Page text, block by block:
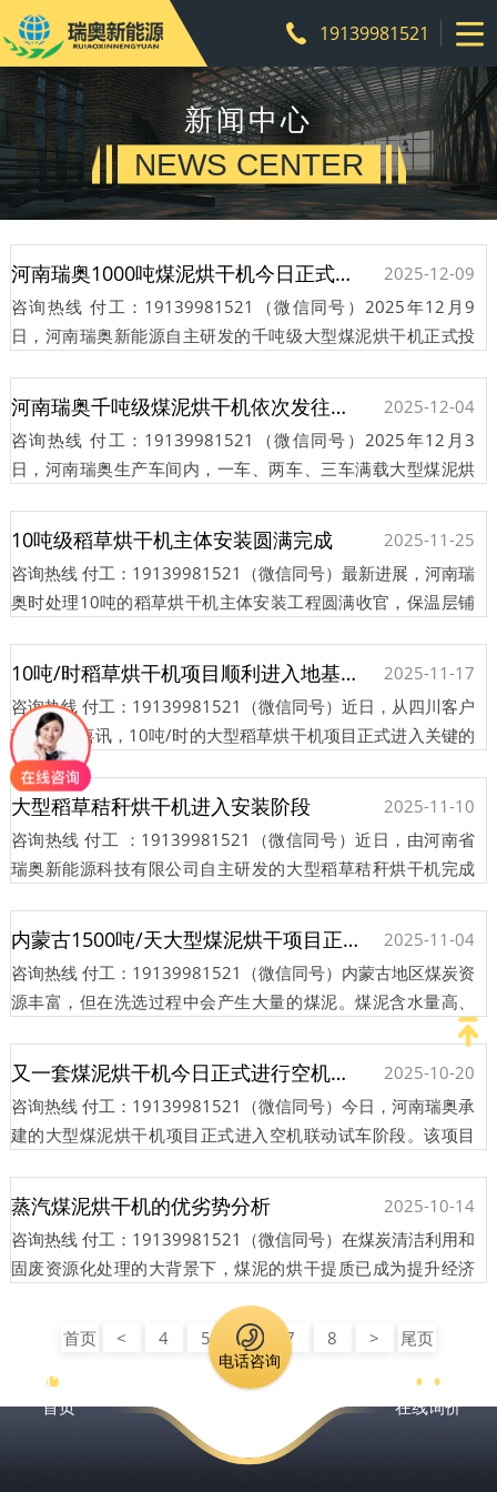
19139981521
新闻中心
NEWS CENTER
河南瑞奥1000吨煤泥烘干机今日正式投产运行
2025-12-09
咨询热线 付工：19139981521（微信同号）2025年12月9
日，河南瑞奥新能源自主研发的千吨级大型煤泥烘干机正式投
碑式···
河南瑞奥千吨级煤泥烘干机依次发往内蒙古
2025-12-04
咨询热线 付工：19139981521（微信同号）2025年12月3
日，河南瑞奥生产车间内，一车、两车、三车满载大型煤泥烘
发货···
10吨级稻草烘干机主体安装圆满完成
2025-11-25
咨询热线 付工：19139981521（微信同号）最新进展，河南瑞
奥时处理10吨的稻草烘干机主体安装工程圆满收官，保温层铺
10吨/时稻草烘干机项目顺利进入地基堆砌阶段
2025-11-17
咨询热线 付工：19139981521（微信同号）近日，从四川客户
现场传来喜讯，10吨/时的大型稻草烘干机项目正式进入关键的
地基堆砌阶段。该项目正按计划稳步推进，为后续主设备的···
大型稻草秸秆烘干机进入安装阶段
2025-11-10
咨询热线 付工 ：19139981521（微信同号）近日，由河南省
瑞奥新能源科技有限公司自主研发的大型稻草秸秆烘干机完成
内蒙古1500吨/天大型煤泥烘干项目正式投产
2025-11-04
咨询热线 付工：19139981521（微信同号）内蒙古地区煤炭资
源丰富，但在洗选过程中会产生大量的煤泥。煤泥含水量高、
又一套煤泥烘干机今日正式进行空机联动
2025-10-20
咨询热线 付工：19139981521（微信同号）今日，河南瑞奥承
建的大型煤泥烘干机​项目正式进入空机联动试车阶段。该项目
蒸汽煤泥烘干机的优劣势分析
2025-10-14
咨询热线 付工：19139981521（微信同号）在煤炭清洁利用和
固废资源化处理的大背景下，煤泥的烘干提质已成为提升经济
首页
< 4 5 6 7 8 > 尾页
首页 在线询价
电话咨询